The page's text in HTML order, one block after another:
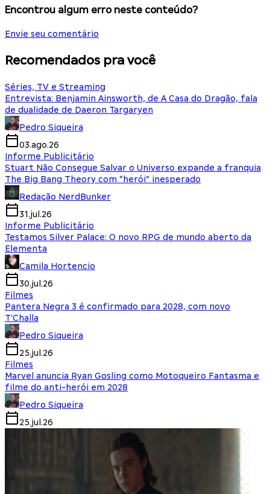
Encontrou algum erro neste conteúdo?
Envie seu comentário
Recomendados pra você
Séries, TV e Streaming
Entrevista: Benjamin Ainsworth, de A Casa do Dragão, fala
de dualidade de Daeron Targaryen
Pedro Siqueira
03.ago.26
Informe Publicitário
Stuart Não Consegue Salvar o Universo expande a franquia
The Big Bang Theory com “herói” inesperado
Redação NerdBunker
31.jul.26
Informe Publicitário
Testamos Silver Palace: O novo RPG de mundo aberto da
Elementa
Camila Hortencio
30.jul.26
Filmes
Pantera Negra 3 é confirmado para 2028, com novo
T'Challa
Pedro Siqueira
25.jul.26
Filmes
Marvel anuncia Ryan Gosling como Motoqueiro Fantasma e
filme do anti-herói em 2028
Pedro Siqueira
25.jul.26